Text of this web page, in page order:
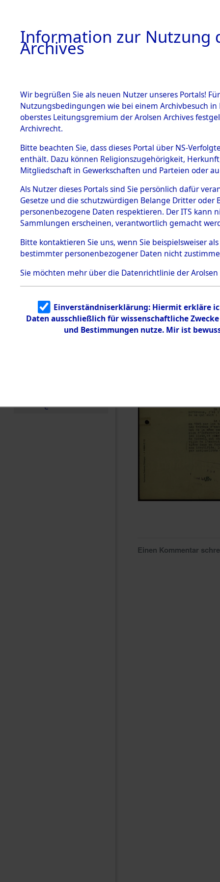
BESTÄNDE
1.
mente
5. Verschiedenes
5.3
Todesmärsche
5.3.1 Alliierte
Erhebungen
zu
Todesmärsch
en
5.3.2
Identifizierun
g
5.3.3
Todesmärsch
e
und
Einen Kommentar
Information zur Nutzung
Archives
Wir begrüßen Sie als neuen Nutzer unseres Portals!
Nutzungsbedingungen wie bei einem Archivbesuch
oberstes Leitungsgremium der Arolsen Archives
Archivrecht.
Bitte beachten Sie, dass dieses Portal über NS-
enthält. Dazu können Religionszugehörigkeit,
Mitgliedschaft in Gewerkschaften und Parteien oder
Als Nutzer dieses Portals sind Sie persönlich dafür
Gesetze und die schutzwürdigen Belange Dritter
personenbezogene Daten respektieren. Der ITS
Sammlungen erscheinen, verantwortlich gemacht
Bitte kontaktieren Sie uns, wenn Sie beispielsweiser
bestimmter personenbezogener Daten nicht
Sie möchten mehr über die Datenrichtlinie der Arolsen
Einverständniserklärung: Hiermit erkläre
Daten ausschließlich für wissenschaftliche
und Bestimmungen nutze. Mir ist